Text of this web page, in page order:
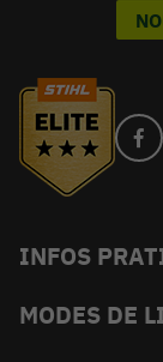
INFOS
MODES DE